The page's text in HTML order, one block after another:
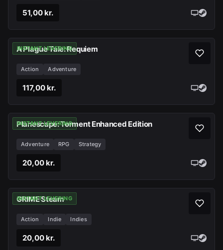
51,00 kr.
INSTANT LEVERING
A Plague Tale: Requiem
Action Adventure
117,00 kr.
INSTANT LEVERING
Planescape: Torment Enhanced Edition
Adventure RPG Strategy
20,00 kr.
INSTANT LEVERING
GRIME Steam
Action Indie Indies
20,00 kr.